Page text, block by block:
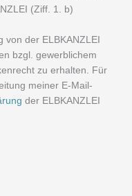
(Ziff. 1. b)
von der ELBKANZLEI
bzgl. gewerblichem
zu erhalten. Für
meiner E-Mail-
der ELBKANZLEI